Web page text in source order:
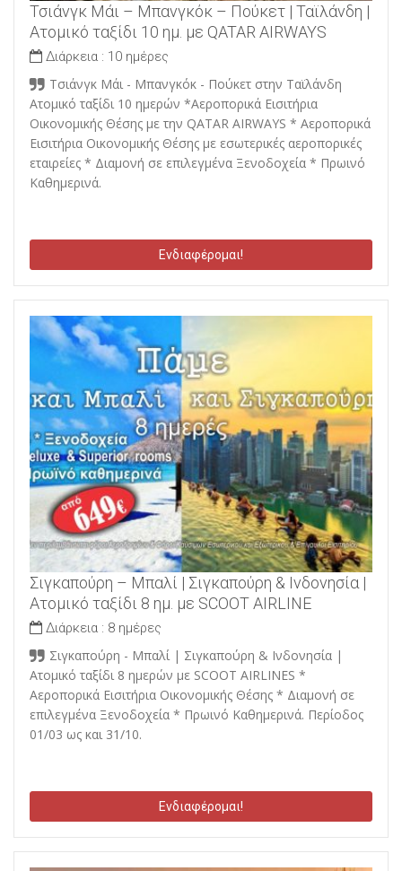
Τσιάνγκ Μάι – Μπανγκόκ – Πούκετ | Ταϊλάνδη |
Ατομικό ταξίδι 10 ημ. με QATAR AIRWAYS
Διάρκεια : 10 ημέρες
Τσιάνγκ Μάι - Μπανγκόκ - Πούκετ στην Ταϊλάνδη
Ατομικό ταξίδι 10 ημερών *Αεροπορικά Εισιτήρια
Οικονομικής Θέσης με την QATAR AIRWAYS * Αεροπορικά
Εισιτήρια Οικονομικής Θέσης με εσωτερικές αεροπορικές
εταιρείες * Διαμονή σε επιλεγμένα Ξενοδοχεία * Πρωινό
Καθημερινά.
Ενδιαφέρομαι!
Σιγκαπούρη – Μπαλί | Σιγκαπούρη & Ινδονησία |
Ατομικό ταξίδι 8 ημ. με SCOOT AIRLINE
Διάρκεια : 8 ημέρες
Σιγκαπούρη - Μπαλί | Σιγκαπούρη & Ινδονησία |
Ατομικό ταξίδι 8 ημερών με SCOOT AIRLINES *
Αεροπορικά Εισιτήρια Οικονομικής Θέσης * Διαμονή σε
επιλεγμένα Ξενοδοχεία * Πρωινό Καθημερινά. Περίοδος
01/03 ως και 31/10.
Ενδιαφέρομαι!